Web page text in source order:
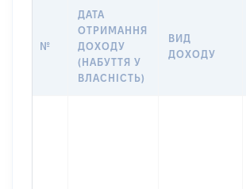
№
ДАТА
ОТРИМАННЯ
ДОХОДУ
(НАБУТТЯ У
ВЛАСНІСТЬ)
ВИД
ДОХОДУ